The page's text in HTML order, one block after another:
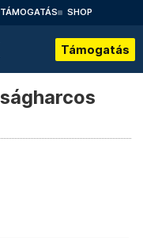
TÁMOGATÁS SHOP
Támogatás